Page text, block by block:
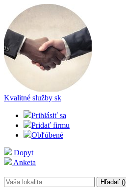
Kvalitné služby sk
Prihlásiť sa
Pridať firmu
Obľúbené
Dopyt
Anketa
Hľadať ()